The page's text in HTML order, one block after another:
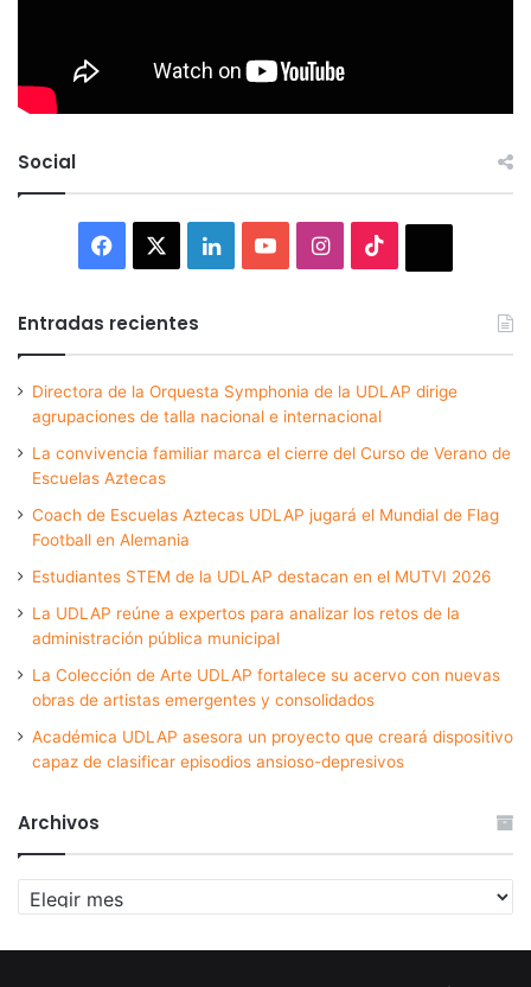
Social
Facebook LinkedInYouTubeInstagram
Entradas recientes
Directora de la Orquesta Symphonia de la UDLAP dirige
agrupaciones de talla nacional e internacional
La convivencia familiar marca el cierre del Curso de Verano de
Escuelas Aztecas
Coach de Escuelas Aztecas UDLAP jugará el Mundial de Flag
Football en Alemania
Estudiantes STEM de la UDLAP destacan en el MUTVI 2026
La UDLAP reúne a expertos para analizar los retos de la
administración pública municipal
La Colección de Arte UDLAP fortalece su acervo con nuevas
obras de artistas emergentes y consolidados
Académica UDLAP asesora un proyecto que creará dispositivo
capaz de clasificar episodios ansioso-depresivos
Archivos
Archivos